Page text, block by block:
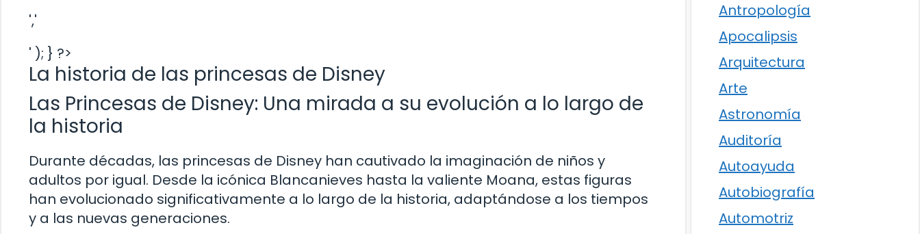
','
' ); } ?>
La historia de las princesas de Disney
Las Princesas de Disney: Una mirada a su evolución a lo largo de
la historia
Durante décadas, las princesas de Disney han cautivado la imaginación de niños y
adultos por igual. Desde la icónica Blancanieves hasta la valiente Moana, estas figuras
han evolucionado significativamente a lo largo de la historia, adaptándose a los tiempos
y a las nuevas generaciones.
Antropología
Apocalipsis
Arquitectura
Arte
Astronomía
Auditoría
Autoayuda
Autobiografía
Automotriz